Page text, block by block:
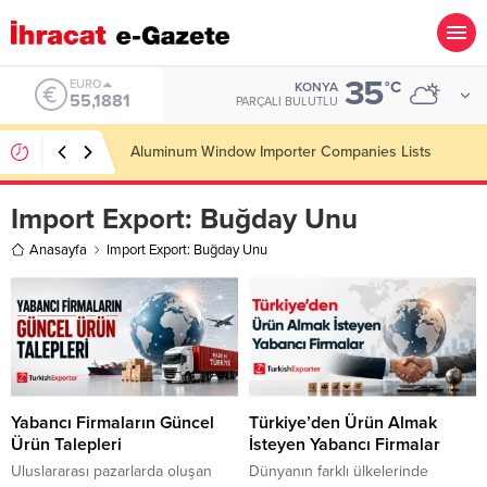
ALTIN
6.660,55
KONYA
PARÇALI BULUTLU 35°C
Wooden Pallet Importer Companies Lists
Import Export: Buğday Unu
Anasayfa Import Export: Buğday Unu
Yabancı Firmaların Güncel
Ürün Talepleri
Uluslararası pazarlarda oluşan
Türkiye’den Ürün Almak
İsteyen Yabancı Firmalar
Dünyanın farklı ülkelerinde